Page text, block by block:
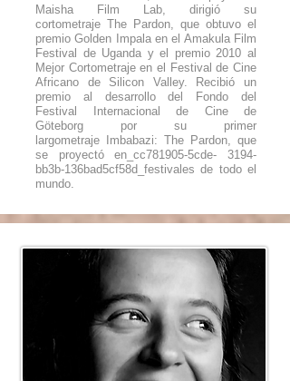
Maisha Film Lab, dirigió su
cortometraje The Pardon, que obtuvo el
premio Golden Impala en el Amakula Film
Festival de Uganda y el premio 2010 al
Mejor Cortometraje en el Festival de Cine
Africano de Silicon Valley. Recibió un
premio al desarrollo del Fondo del
Festival Internacional de Cine de
Göteborg por su primer
largometraje Imbabazi: The Pardon, que
se proyectó en_cc781905-5cde- 3194-
bb3b-136bad5cf58d_festivales de todo el
mundo.